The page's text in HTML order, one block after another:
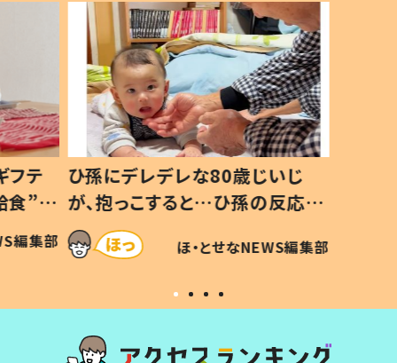
フテ
食”を
親
編集部
ひ孫にデレデレな80歳じいじ
が、抱っこすると…ひ孫の反応に
「涙が出ました」「可愛くて仕方な
い」
ほ・とせなNEWS編集部